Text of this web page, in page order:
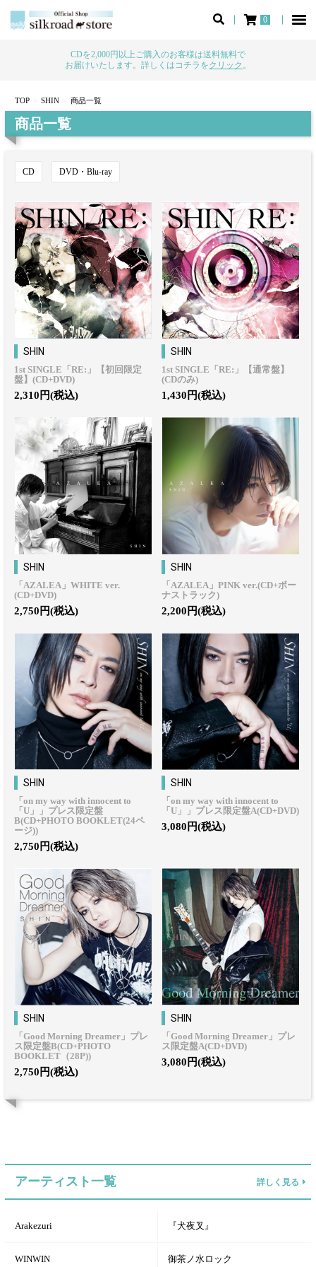
0
CDを2,000円以上ご購入のお客様は送料無料で
お届けいたします。詳しくはコチラをクリック 。
TOP SHIN 商品一覧
商品一覧
CD DVD・Blu-ray
SHIN
1st SINGLE「RE:」【初回限定
盤】(CD+DVD)
2,310円(税込)
SHIN
1st SINGLE「RE:」【通常盤】
(CDのみ)
1,430円(税込)
SHIN
「AZALEA」WHITE ver.
(CD+DVD)
2,750円(税込)
SHIN
「AZALEA」PINK ver.(CD+ボー
ナストラック)
2,200円(税込)
SHIN
「on my way with innocent to
「U」」プレス限定盤
B(CD+PHOTO BOOKLET(24ペ
ージ))
2,750円(税込)
SHIN
「on my way with innocent to
「U」」プレス限定盤A(CD+DVD)
3,080円(税込)
SHIN
「Good Morning Dreamer」プレ
ス限定盤B(CD+PHOTO
BOOKLET（28P))
2,750円(税込)
SHIN
「Good Morning Dreamer」プレ
ス限定盤A(CD+DVD)
3,080円(税込)
アーティスト一覧 詳しく見る
Arakezuri 『犬夜叉』
WINWIN 御茶ノ水ロック